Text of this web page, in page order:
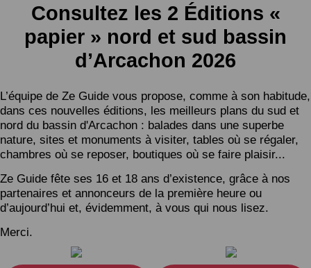
Consultez les 2 Éditions «
papier » nord et sud bassin
d’Arcachon 2026
L’équipe de Ze Guide vous propose, comme à son habitude,
dans ces nouvelles éditions, les meilleurs plans du sud et
nord du bassin d'Arcachon : balades dans une superbe
nature, sites et monuments à visiter, tables où se régaler,
chambres où se reposer, boutiques où se faire plaisir...
Ze Guide fête ses 16 et 18 ans d’existence, grâce à nos
partenaires et annonceurs de la première heure ou
d’aujourd’hui et, évidemment, à vous qui nous lisez.
Merci.